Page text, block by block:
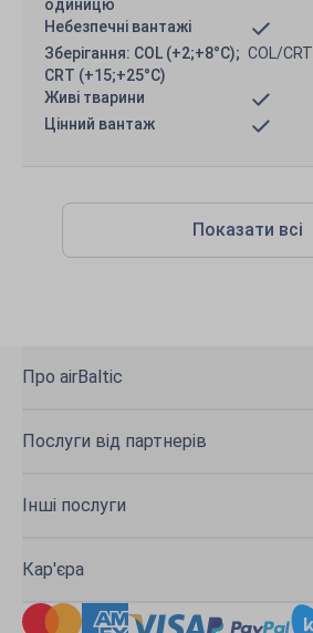
одиницю
Небезпечні вантажі
Зберігання: COL (+2;+8°C);
CRT (+15;+25°C)
COL/CRT
Живі тварини
Цінний вантаж
Показати всі
Про airBaltic
Послуги від партнерів
Інші послуги
Кар'єра